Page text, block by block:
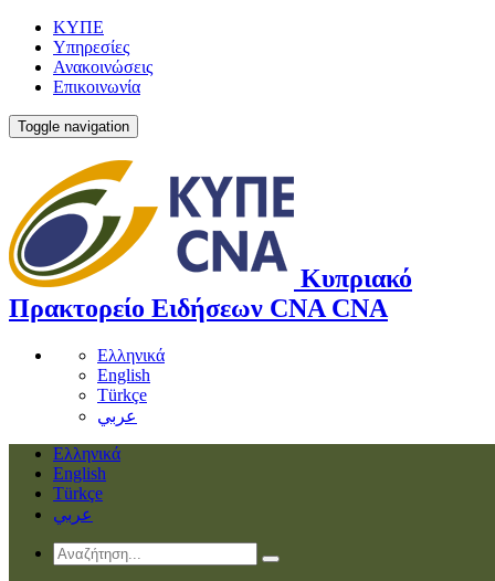
ΚΥΠΕ
Υπηρεσίες
Ανακοινώσεις
Επικοινωνία
Toggle navigation
Κυπριακό
Πρακτορείο Ειδήσεων CNA CNA
Ελληνικά
English
Türkçe
عربي
Ελληνικά
English
Türkçe
عربي